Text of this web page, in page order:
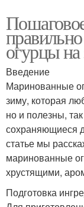
огурцы на
Введение
Маринованные
зиму, которая
но и полезны,
сохраняющиеся
статье мы
маринованные
хрустящими,
Подготовка